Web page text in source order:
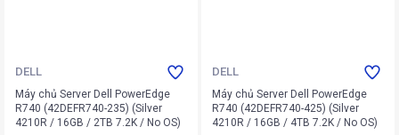
DELL
Máy chủ Server Dell PowerEdge
R740 (42DEFR740-235) (Silver
4210R / 16GB / 2TB 7.2K / No OS)
DELL
Máy chủ Server Dell PowerEdge
R740 (42DEFR740-425) (Silver
4210R / 16GB / 4TB 7.2K / No OS)